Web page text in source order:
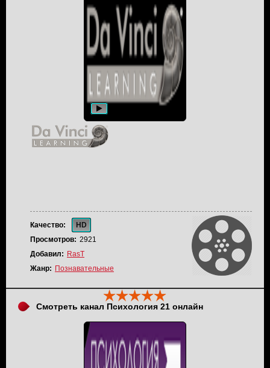
Качество:
HD
Просмотров: 2921
Добавил: RasT
Жанр: Познавательные
Смотреть канал Психология 21 онлайн